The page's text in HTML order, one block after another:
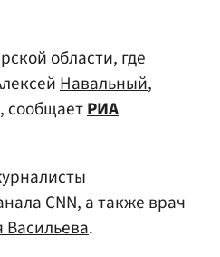
области, где
Навальный,
сообщаетРИА
CNN, а также врач
Васильева.